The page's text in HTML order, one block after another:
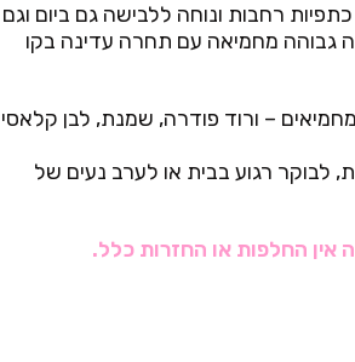
רחבות ונוחה ללבישה גם ביום וגם
גבוהה מחמיאה עם תחרה עדינה בקו
– ורוד פודרה, שמנת, לבן קלאסי
לבוקר רגוע בבית או לערב נעים של
אין החלפות או החזרות כלל.